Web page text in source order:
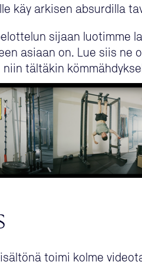
käy arkisen absurdilla
sijaan luotimme
asiaan on. Lue siis
niin tältäkin
toimi kolme